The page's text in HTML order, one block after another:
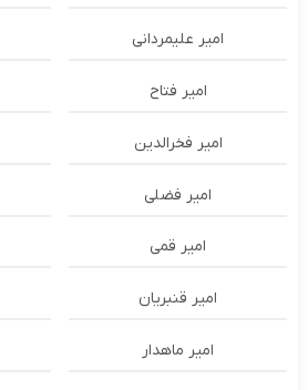
امیر علیمردانی
امیر فتاح
امیر فخرالدین
امیر فضلی
امیر قمی
امیر قنبریان
امیر ماهدار